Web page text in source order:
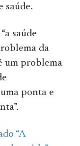
saúde.
saúde
da
um problema
ponta e
“A